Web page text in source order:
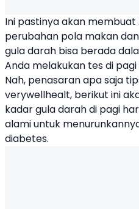
Ini pastinya akan
perubahan pola makan
gula darah bisa berada
Anda melakukan tes di pagi
Nah, penasaran apa saja
verywellhealt, berikut ini
kadar gula darah di pagi
alami untuk
diabetes.